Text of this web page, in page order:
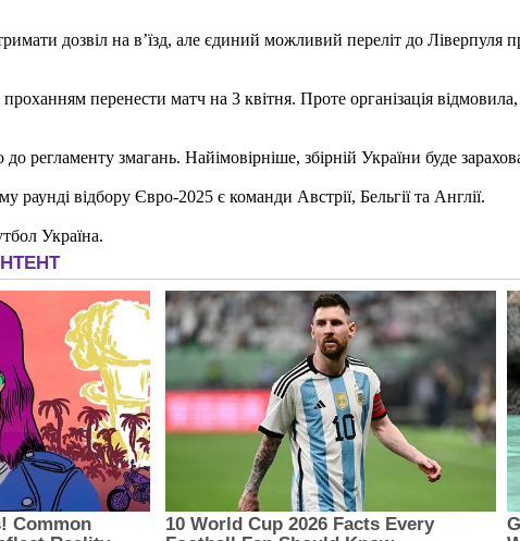
дозвіл на в’їзд, але єдиний можливий переліт до
перенести матч на 3 квітня. Проте організація
регламенту змагань. Найімовірніше, збірній України буде
раунді відбору Євро-2025 є команди Австрії, Бельгії та Англії.
Україна.